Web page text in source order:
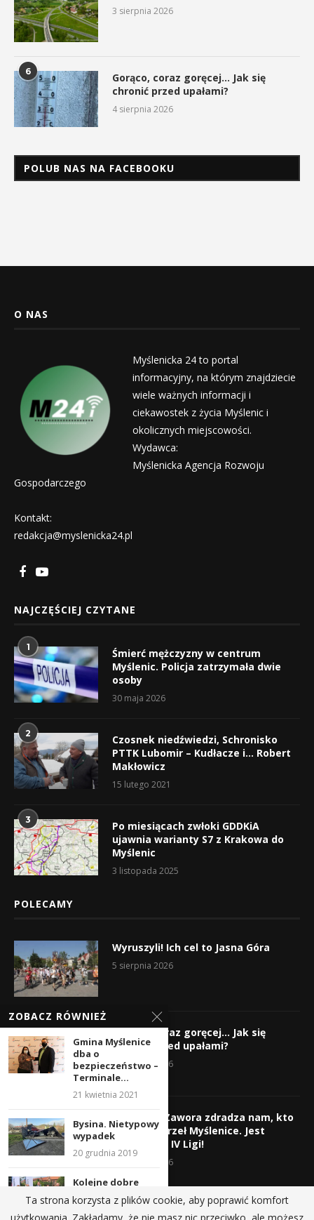
3 sierpnia 2026
6
Gorąco, coraz goręcej… Jak się
chronić przed upałami?
4 sierpnia 2026
POLUB NAS NA FACEBOOKU
O NAS
Myślenicka 24 to portal
informacyjny, na którym znajdziecie
wiele ważnych informacji i
ciekawostek z życia Myślenic i
okolicznych miejscowości.
Wydawca:
Myślenicka Agencja Rozwoju
Gospodarczego
Kontakt:
redakcja@myslenicka24.pl
NAJCZĘŚCIEJ CZYTANE
1
Śmierć mężczyzny w centrum
Myślenic. Policja zatrzymała dwie
osoby
30 maja 2026
2
Czosnek niedźwiedzi, Schronisko
PTTK Lubomir – Kudłacze i… Robert
Makłowicz
15 lutego 2021
3
Po miesiącach zwłoki GDDKiA
ujawnia warianty S7 z Krakowa do
Myślenic
3 listopada 2025
POLECAMY
Wyruszyli! Ich cel to Jasna Góra
5 sierpnia 2026
Gorąco, coraz goręcej… Jak się
chronić przed upałami?
4 sierpnia 2026
Krzysztof Zawora zdradza nam, kto
wzmocni Orzeł Myślenice. Jest
nazwisko z IV Ligi!
3 sierpnia 2026
ZOBACZ RÓWNIEŻ
Gmina Myślenice
dba o
bezpieczeństwo –
Terminale...
21 kwietnia 2021
Bysina. Nietypowy
wypadek
20 grudnia 2019
Kolejne dobre
wiadomości dla
Gminy Myślenice
Ta strona korzysta z plików cookie, aby poprawić komfort